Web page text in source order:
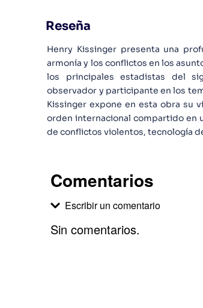
Reseña
Henry Kissinger presenta una
armonía y los conflictos en los
los principales estadistas del
observador y participante en los
Kissinger expone en esta obra su
orden internacional compartido en
de conflictos violentos, tecnología
Comentarios
Escribir un comentario
Sin comentarios.